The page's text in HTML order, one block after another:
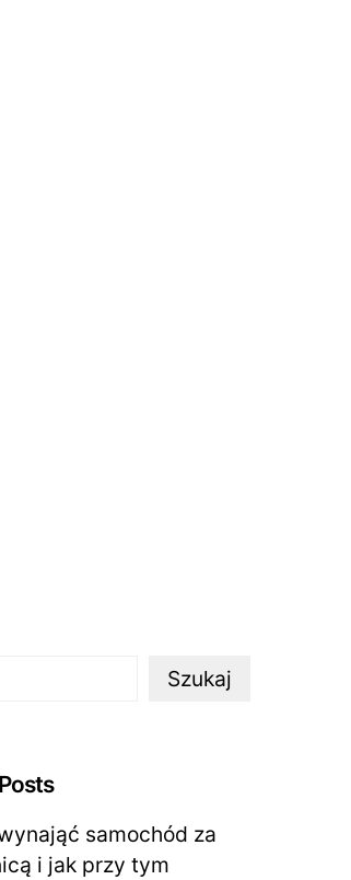
Szukaj
samochód za
i jak przy tym